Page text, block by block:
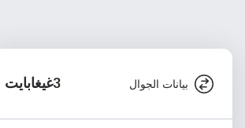
بيانات الجوال 3غيغابايت